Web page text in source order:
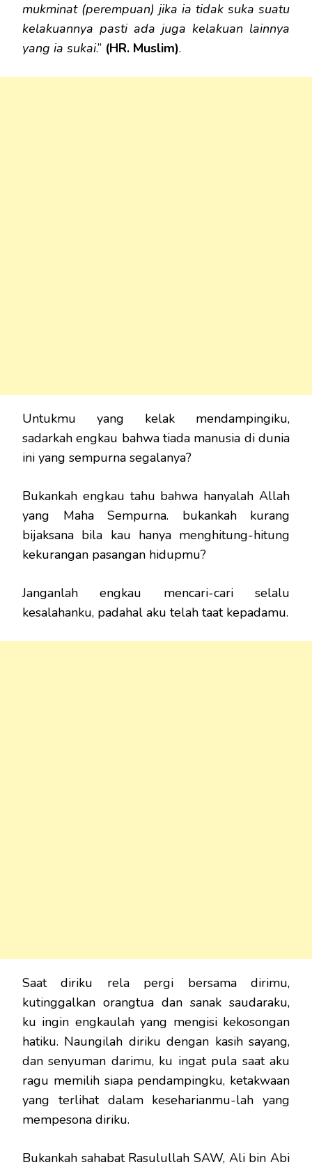
mukminat (perempuan) jika ia tidak suka suatu
kelakuannya pasti ada juga kelakuan lainnya
yang ia sukai.” (HR. Muslim).
Untukmu yang kelak mendampingiku,
sadarkah engkau bahwa tiada manusia di dunia
ini yang sempurna segalanya?
Bukankah engkau tahu bahwa hanyalah Allah
yang Maha Sempurna. bukankah kurang
bijaksana bila kau hanya menghitung-hitung
kekurangan pasangan hidupmu?
Janganlah engkau mencari-cari selalu
kesalahanku, padahal aku telah taat kepadamu.
Saat diriku rela pergi bersama dirimu,
kutinggalkan orangtua dan sanak saudaraku,
ku ingin engkaulah yang mengisi kekosongan
hatiku. Naungilah diriku dengan kasih sayang,
dan senyuman darimu, ku ingat pula saat aku
ragu memilih siapa pendampingku, ketakwaan
yang terlihat dalam keseharianmu-lah yang
mempesona diriku.
Bukankah sahabat Rasulullah SAW, Ali bin Abi